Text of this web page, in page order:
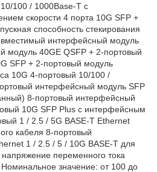
100 / 1000Base-T с
скорости 4 порта 10G SFP +
способность стекирования
интерфейсный модуль
модуль 40GE QSFP + 2-портовый
SFP + 2-портовый модуль
10G 4-портовый 10/100 /
интерфейсный модуль SFP
8-портовый интерфейсный
10G SFP Plus с интерфейсным
1 / 2.5 / 5G BASE-T Ethernet
кабеля 8-портовый
1 / 2.5 / 5 / 10G BASE-T для
переменного тока
значение: от 100 до